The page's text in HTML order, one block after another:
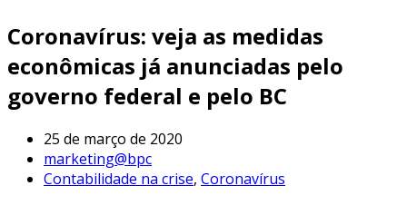
Coronavírus: veja as medidas
econômicas já anunciadas pelo
governo federal e pelo BC
25 de março de 2020
marketing@bpc
Contabilidade na crise, Coronavírus